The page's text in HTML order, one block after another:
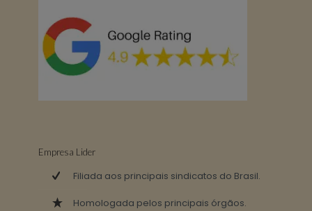
Empresa Lider
Filiada aos principais sindicatos do Brasil.
Homologada pelos principais órgãos.